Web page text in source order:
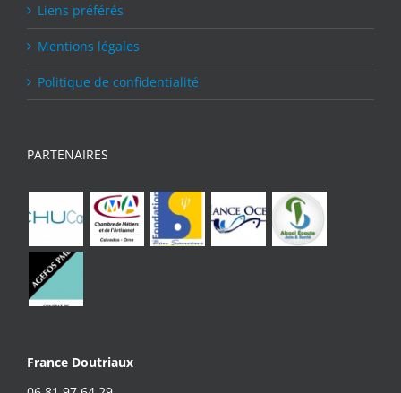
Liens préférés
Mentions légales
Politique de confidentialité
PARTENAIRES
France Doutriaux